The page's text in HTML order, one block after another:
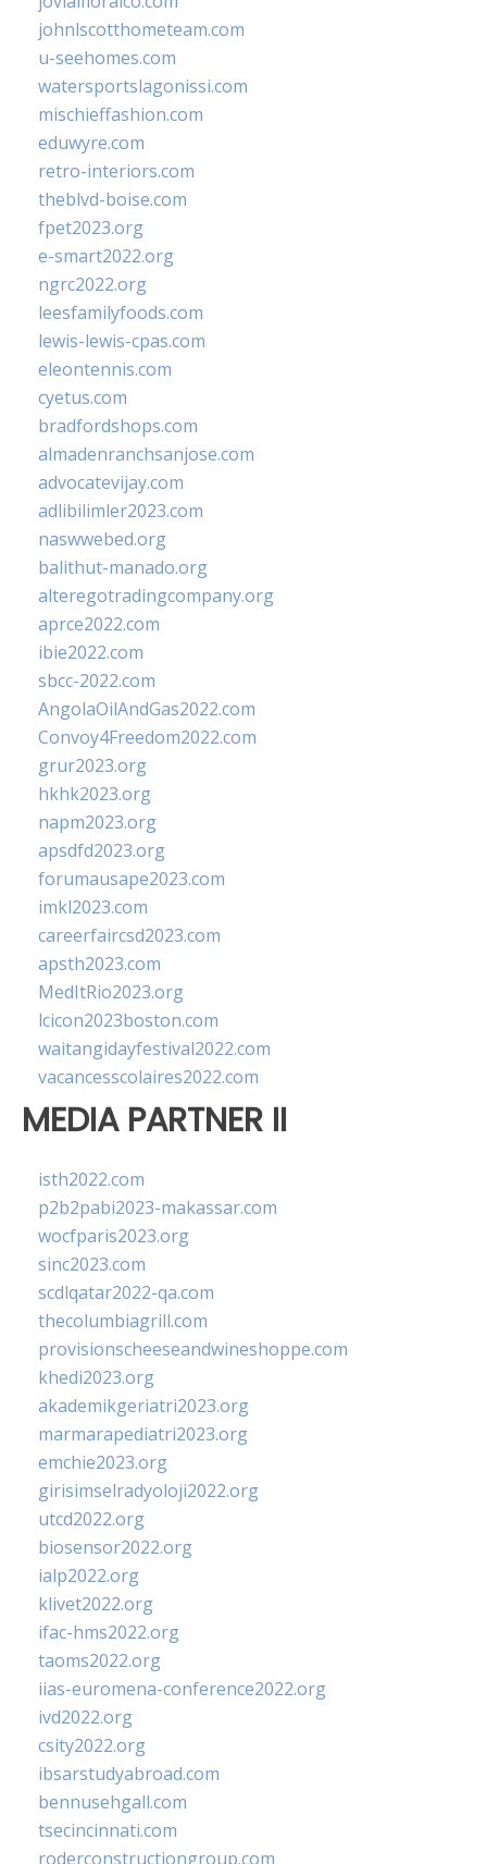
johnlscotthometeam.com
u-seehomes.com
watersportslagonissi.com
mischieffashion.com
eduwyre.com
retro-interiors.com
theblvd-boise.com
fpet2023.org
e-smart2022.org
ngrc2022.org
leesfamilyfoods.com
lewis-lewis-cpas.com
eleontennis.com
cyetus.com
bradfordshops.com
almadenranchsanjose.com
advocatevijay.com
adlibilimler2023.com
naswwebed.org
balithut-manado.org
alteregotradingcompany.org
aprce2022.com
ibie2022.com
sbcc-2022.com
AngolaOilAndGas2022.com
Convoy4Freedom2022.com
grur2023.org
hkhk2023.org
napm2023.org
apsdfd2023.org
forumausape2023.com
imkl2023.com
careerfaircsd2023.com
apsth2023.com
MedItRio2023.org
lcicon2023boston.com
waitangidayfestival2022.com
vacancesscolaires2022.com
MEDIA PARTNER II
isth2022.com
p2b2pabi2023-makassar.com
wocfparis2023.org
sinc2023.com
scdlqatar2022-qa.com
thecolumbiagrill.com
provisionscheeseandwineshoppe.com
khedi2023.org
akademikgeriatri2023.org
marmarapediatri2023.org
emchie2023.org
girisimselradyoloji2022.org
utcd2022.org
biosensor2022.org
ialp2022.org
klivet2022.org
ifac-hms2022.org
taoms2022.org
iias-euromena-conference2022.org
ivd2022.org
csity2022.org
ibsarstudyabroad.com
bennusehgall.com
tsecincinnati.com
roderconstructiongroup.com